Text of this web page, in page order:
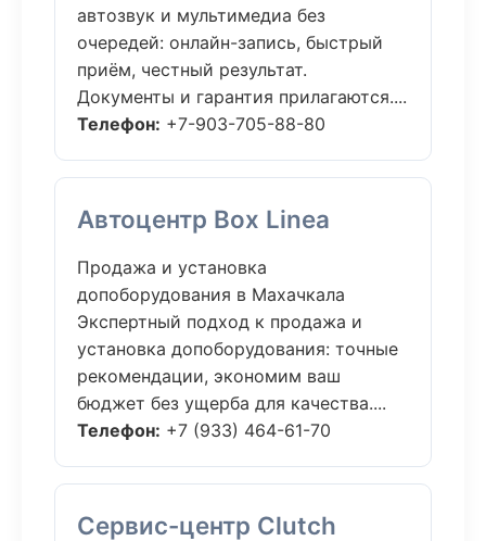
автозвук и мультимедиа без
очередей: онлайн-запись, быстрый
приём, честный результат.
Документы и гарантия прилагаются....
Телефон: +7-903-705-88-80
Автоцентр Box Linea
Продажа и установка
допоборудования в Махачкала
Экспертный подход к продажа и
установка допоборудования: точные
рекомендации, экономим ваш
бюджет без ущерба для качества....
Телефон: +7 (933) 464-61-70
Сервис-центр Clutch